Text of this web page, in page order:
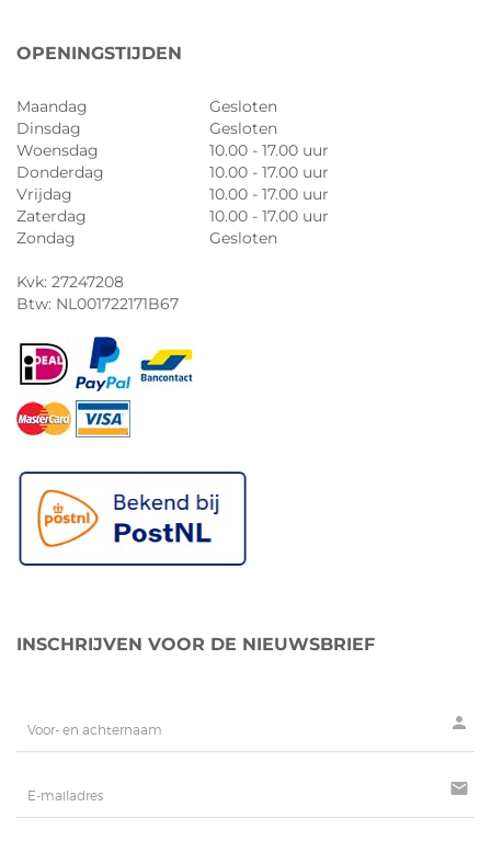
OPENINGSTIJDEN
Maandag
Gesloten
Dinsdag
Gesloten
Woensdag
10.00 - 17.00 uur
Donderdag
10.00 - 17.00 uur
Vrijdag
10.00 - 17.00 uur
Zaterdag
10.00 - 17.00 uur
Zondag
Gesloten
Kvk: 27247208
Btw: NL001722171B67
INSCHRIJVEN VOOR DE NIEUWSBRIEF
person
mail